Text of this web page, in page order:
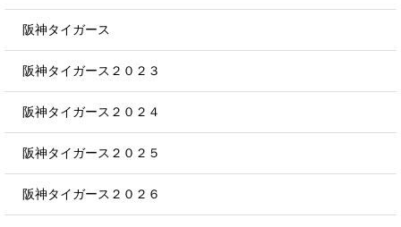
阪神タイガース
阪神タイガース２０２３
阪神タイガース２０２４
阪神タイガース２０２５
阪神タイガース２０２６